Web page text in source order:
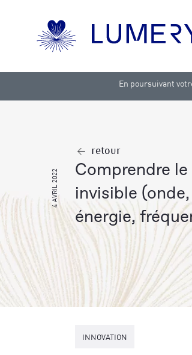
En poursuivant
retour
comprendre le monde
invisible (onde,
énergie,
4 AVRIL 2022
INNOVATION